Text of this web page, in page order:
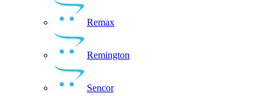
Remax
Remington
Sencor